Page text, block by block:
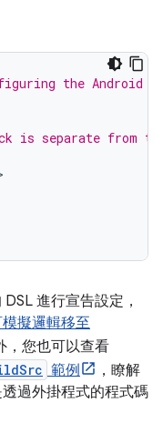
the Android
is separate from
進行宣告設定，
擬邏輯移至
，您也可以查看
範例
，瞭解
過外掛程式的程式碼